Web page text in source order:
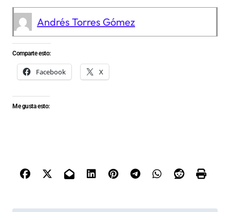
Andrés Torres Gómez
Comparte esto:
Facebook X
Me gusta esto: